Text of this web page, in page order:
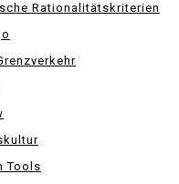
Rationalitätskriterien
Tools